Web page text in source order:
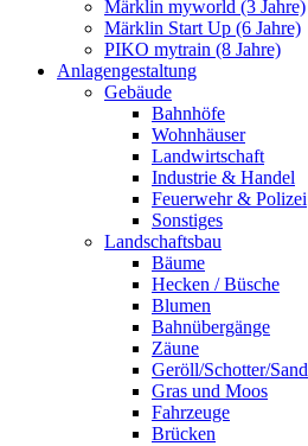
Märklin myworld (3 Jahre)
Märklin Start Up (6 Jahre)
PIKO mytrain (8 Jahre)
Anlagengestaltung
Gebäude
Bahnhöfe
Wohnhäuser
Landwirtschaft
Industrie & Handel
Feuerwehr & Polizei
Sonstiges
Landschaftsbau
Bäume
Hecken / Büsche
Blumen
Bahnübergänge
Zäune
Geröll/Schotter/Sand
Gras und Moos
Fahrzeuge
Brücken